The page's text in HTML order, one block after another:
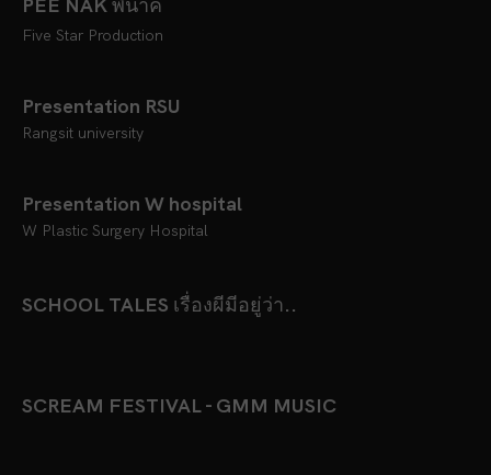
Five Star Production
Presentation RSU
Rangsit university
Presentation W hospital
W Plastic Surgery Hospital
SCHOOL TALES เรื่องผีมีอยู่ว่า..
SCREAM FESTIVAL - GMM MUSIC